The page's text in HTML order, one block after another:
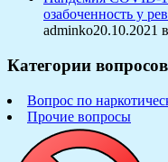
озабоченность у
adminko20.10.2021
Категории вопросов
Вопрос по
Прочие вопросы